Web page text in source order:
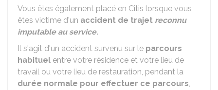
Vous êtes également placé en Citis lorsque vous
êtes victime d'un accident de trajet reconnu
imputable au service.
Il s'agit d'un accident survenu sur le parcours
habituel entre votre résidence et votre lieu de
travail ou votre lieu de restauration, pendant la
durée normale pour effectuer ce parcours,